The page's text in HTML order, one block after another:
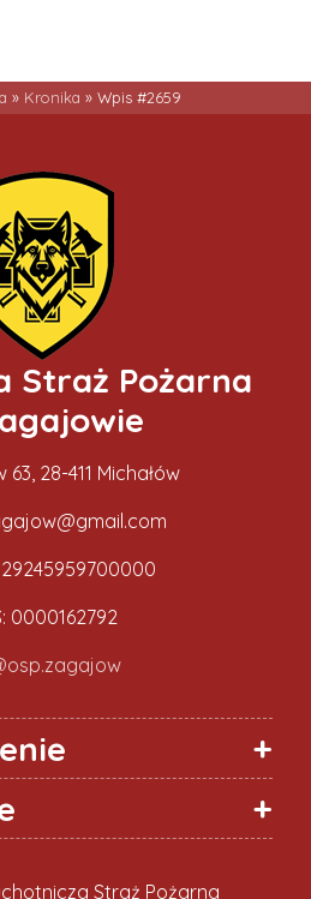
» Kronika » Wpis #2659
Straż Pożarna
28-411 Michałów
29245959700000
0000162792
Straż Pożarna